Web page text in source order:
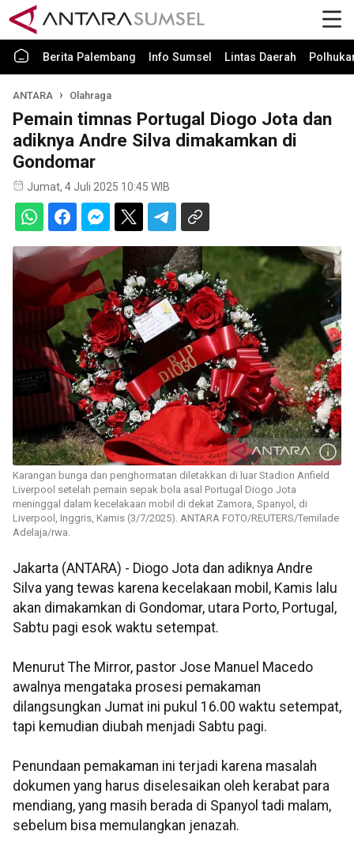
Berita Palembang Info Sumsel Lintas Daerah
ANTARA Olahraga
Pemain timnas Portugal Diogo Jota dan
adiknya Andre Silva dimakamkan di
Gondomar
Jumat, 4 Juli 2025 10:45 WIB
Karangan bunga dan penghormatan diletakkan di luar Stadion Anfield
Liverpool setelah pemain sepak bola asal Portugal Diogo Jota
meninggal dalam kecelakaan mobil di dekat Zamora, Spanyol, di
Liverpool, Inggris, Kamis (3/7/2025). ANTARA FOTO/REUTERS/Temilade
Adelaja/rwa.
Jakarta (ANTARA) - Diogo Jota dan adiknya Andre
Silva yang tewas karena kecelakaan mobil, Kamis lalu
akan dimakamkan di Gondomar, utara Porto, Portugal,
Sabtu pagi esok waktu setempat.
Menurut The Mirror, pastor Jose Manuel Macedo
awalnya mengataka prosesi pemakaman
dilangsungkan Jumat ini pukul 16.00 waktu setempat,
tapi kemudian diubah menjadi Sabtu pagi.
Penundaan pemakaman ini terjadi karena masalah
dokumen yang harus diselesaikan oleh kerabat para
mendiang, yang masih berada di Spanyol tadi malam,
sebelum bisa memulangkan jenazah.